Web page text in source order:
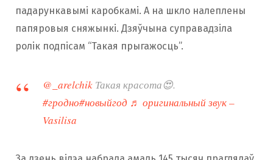
падарункавымі каробкамі. А на шкло налеплены
папяровыя сняжынкі. Дзяўчына суправадзіла
ролік подпісам “Такая прыгажосць”.
@_arelchik Такая красота😍.
#гродно#новыйгод ♬ оригинальный звук –
Vasilisa